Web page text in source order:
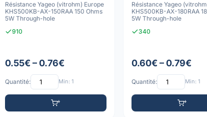
Résistance Yageo (vitrohm) Europe
KHS500KB-AX-150RAA 150 Ohms
5W Through-hole
910
0.55€ – 0.76€
Quantité: Min: 1
Résistance Yageo
KHS500KB-AX-180RAA
5W Through-hole
340
0.60€ – 0.79€
Quantité: Min: 1